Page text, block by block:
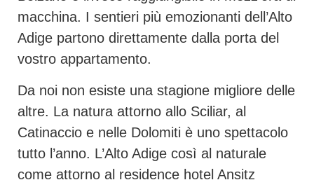
macchina. I sentieri più emozionanti dell’Alto
Adige partono direttamente dalla porta del
vostro appartamento.
Da noi non esiste una stagione migliore delle
altre. La natura attorno allo Sciliar, al
Catinaccio e nelle Dolomiti è uno spettacolo
tutto l’anno. L’Alto Adige così al naturale
come attorno al residence hotel Ansitz